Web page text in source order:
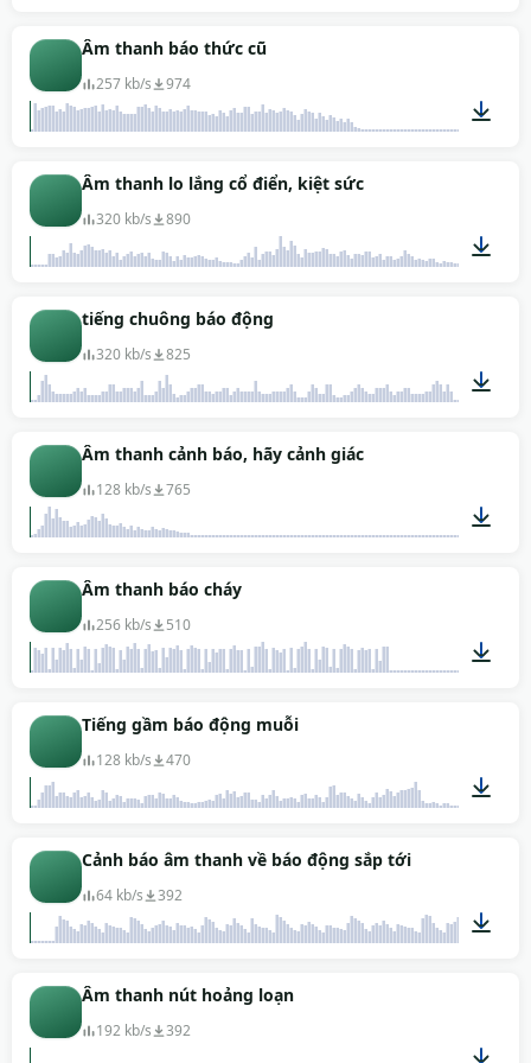
Âm thanh báo thức cũ
257 kb/s 974
Âm thanh lo lắng cổ điển, kiệt sức
320 kb/s 890
tiếng chuông báo động
320 kb/s 825
Âm thanh cảnh báo, hãy cảnh giác
128 kb/s 765
Âm thanh báo cháy
256 kb/s 510
Tiếng gầm báo động muỗi
128 kb/s 470
Cảnh báo âm thanh về báo động sắp tới
64 kb/s 392
Âm thanh nút hoảng loạn
192 kb/s 392